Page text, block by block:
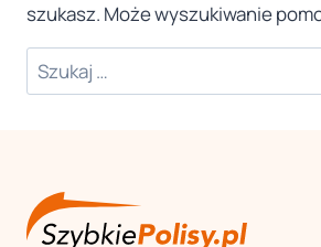
szukasz. Może wyszukiwanie
Szukaj: